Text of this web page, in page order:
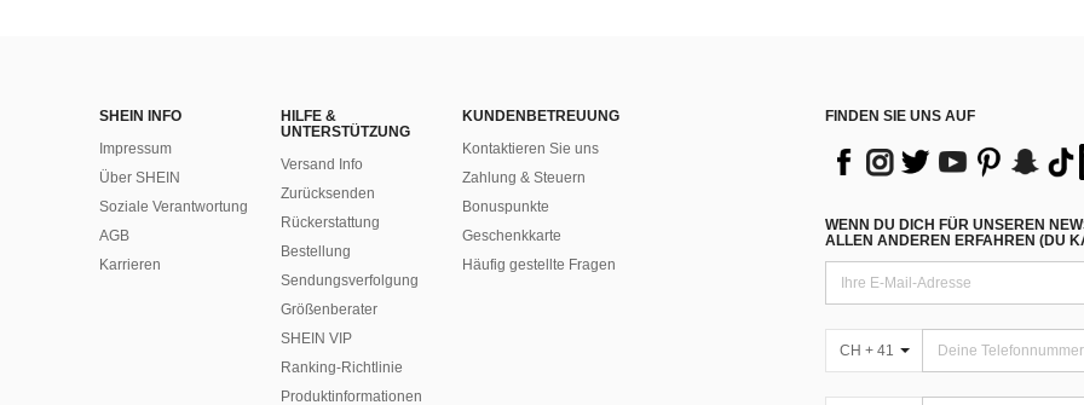
SHEIN INFO
Impressum
Über SHEIN
Soziale Verantwortung
AGB
Karrieren
HILFE &
UNTERSTÜTZUNG
Versand Info
Zurücksenden
Rückerstattung
Bestellung
Sendungsverfolgung
Größenberater
SHEIN VIP
Ranking-Richtlinie
​Produktinformationen
KUNDENBETREUUNG
Kontaktieren Sie uns
Zahlung & Steuern
Bonuspunkte
Geschenkkarte
Häufig gestellte Fragen
FINDEN SIE UNS AUF
WENN DU DICH FÜR UNSEREN
ALLEN ANDEREN ERFAHREN (DU
CH + 41